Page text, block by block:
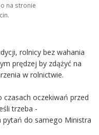
na stronie
rolnicy bez wahania
prędzej by zdążyć na
w rolnictwie.
oczekiwań przed
trzeba -
pytań do samego Ministra